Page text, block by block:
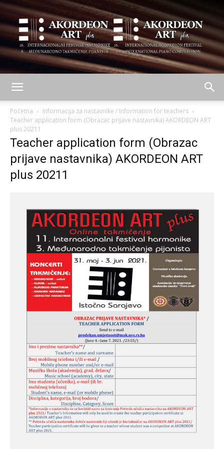
ART
Početna
Informacija za nastavnike / Information for teachers
Teacher application form (Obrazac prijave nastavnika) AKORDEON ART
plus 20211
Teacher application form (Obrazac
prijave nastavnika) AKORDEON ART
plus 20211